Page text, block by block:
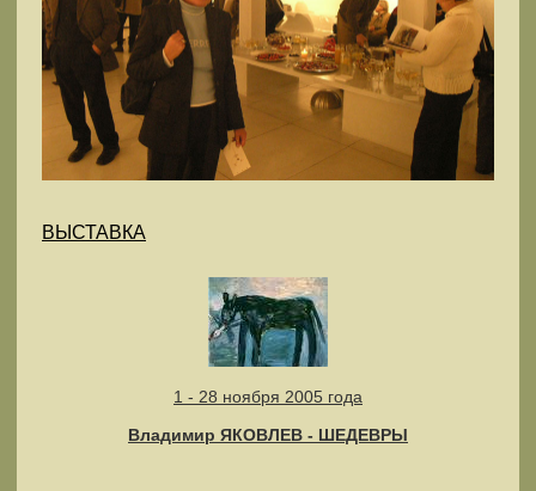
ВЫСТАВКА
1 - 28 ноября 2005 года
Владимир ЯКОВЛЕВ - ШЕДЕВРЫ